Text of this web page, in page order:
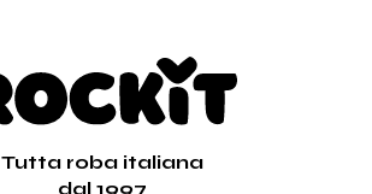
Tutta roba italiana
dal 1997